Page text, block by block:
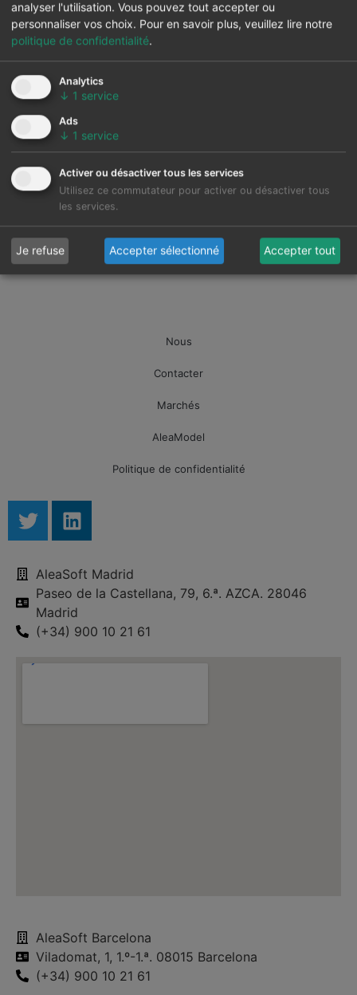
Nous
Contacter
Marchés
AleaModel
Politique de confidentialité
AleaSoft Madrid
Paseo de la Castellana, 79, 6.ª. AZCA. 28046
Madrid
(+34) 900 10 21 61
AleaSoft Barcelona
Viladomat, 1, 1.º-1.ª. 08015 Barcelona
(+34) 900 10 21 61
analyser l'utilisation. Vous pouvez tout accepter ou
personnaliser vos choix. Pour en savoir plus, veuillez lire notre
politique de confidentialité.
Analytics
↓ 1 service
Ads
↓ 1 service
Activer ou désactiver tous les services
Utilisez ce commutateur pour activer ou désactiver tous
les services.
Je refuse Accepter sélectionné Accepter tout